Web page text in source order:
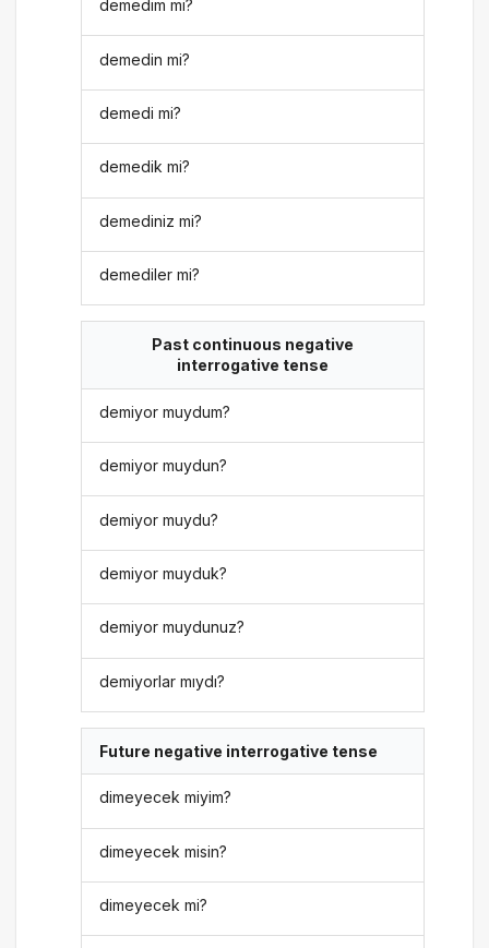
demedim mi?
demedin mi?
demedi mi?
demedik mi?
demediniz mi?
demediler mi?
Past continuous negative
interrogative tense
demiyor muydum?
demiyor muydun?
demiyor muydu?
demiyor muyduk?
demiyor muydunuz?
demiyorlar mıydı?
Future negative interrogative tense
dimeyecek miyim?
dimeyecek misin?
dimeyecek mi?